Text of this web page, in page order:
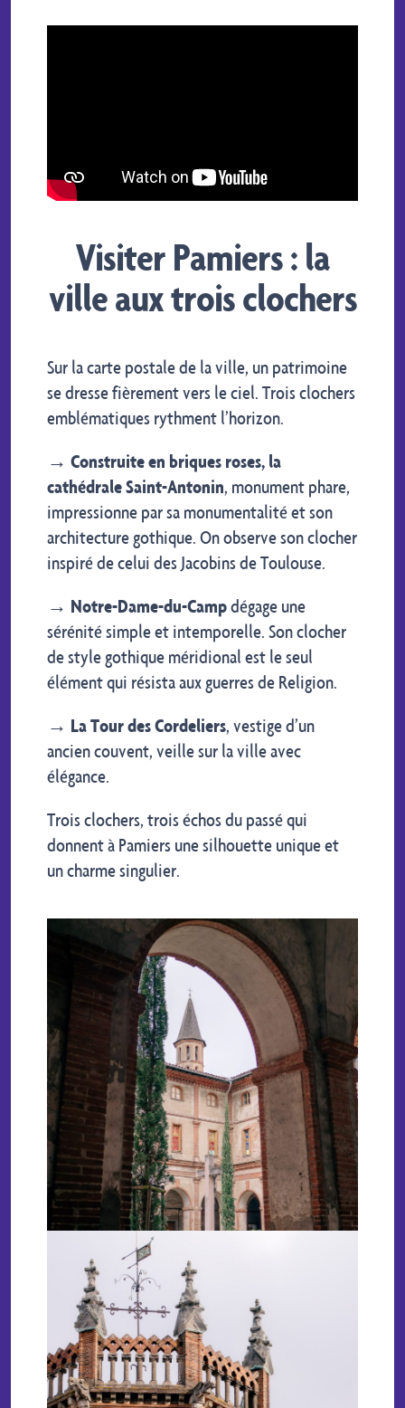
Visiter Pamiers : la
ville aux trois clochers
Sur la carte postale de la ville, un patrimoine
se dresse fièrement vers le ciel. Trois clochers
emblématiques rythment l’horizon.
→ Construite en briques roses, la
cathédrale Saint-Antonin, monument phare,
impressionne par sa monumentalité et son
architecture gothique. On observe son clocher
inspiré de celui des Jacobins de Toulouse.
→ Notre-Dame-du-Campdégage une
sérénité simple et intemporelle. Son clocher
de style gothique méridional est le seul
élément qui résista aux guerres de Religion.
→ La Tour des Cordeliers, vestige d’un
ancien couvent, veille sur la ville avec
élégance.
Trois clochers, trois échos du passé qui
donnent à Pamiers une silhouette unique et
un charme singulier.